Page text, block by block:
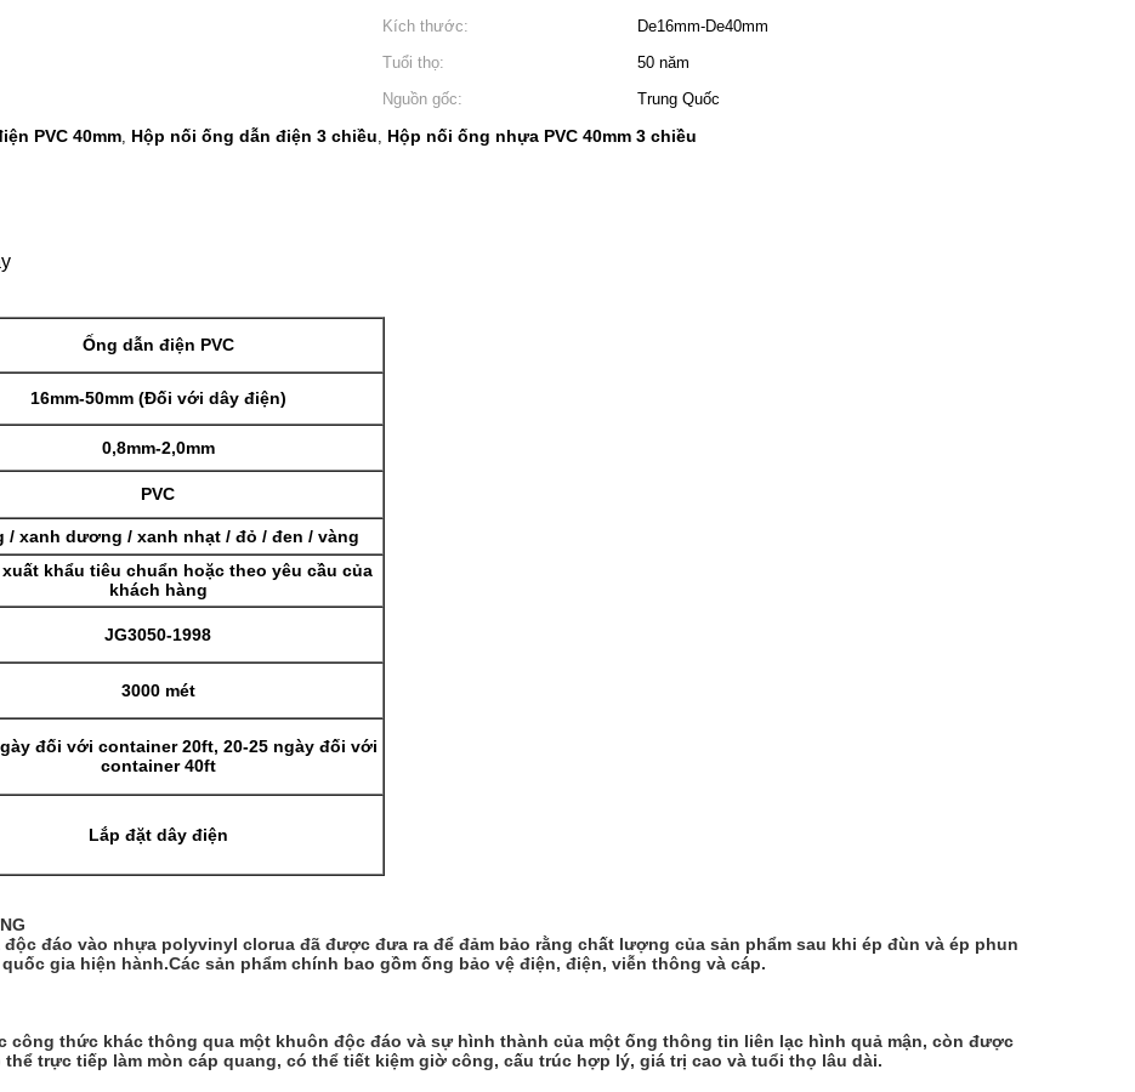
Kích thước:
De16mm-De40mm
Tuổi thọ:
50 năm
Nguồn gốc:
Trung Quốc
PVC 40mm, Hộp nối ống dẫn điện 3 chiều, Hộp nối ống nhựa PVC 40mm 3 chiều
Ống dẫn điện PVC
16mm-50mm (Đối với dây điện)
0,8mm-2,0mm
PVC
/ xanh dương / xanh nhạt / đỏ / đen / vàng
khẩu tiêu chuẩn hoặc theo yêu cầu của
khách hàng
JG3050-1998
3000 mét
đối với container 20ft, 20-25 ngày đối với
container 40ft
Lắp đặt dây điện
đáo vào nhựa polyvinyl clorua đã được đưa ra để đảm bảo rằng chất lượng của sản phẩm sau khi ép đùn và ép phun
gia hiện hành.Các sản phẩm chính bao gồm ống bảo vệ điện, điện, viễn thông và cáp.
công thức khác thông qua một khuôn độc đáo và sự hình thành của một ống thông tin liên lạc hình quả mận, còn được
trực tiếp làm mòn cáp quang, có thể tiết kiệm giờ công, cấu trúc hợp lý, giá trị cao và tuổi thọ lâu dài.